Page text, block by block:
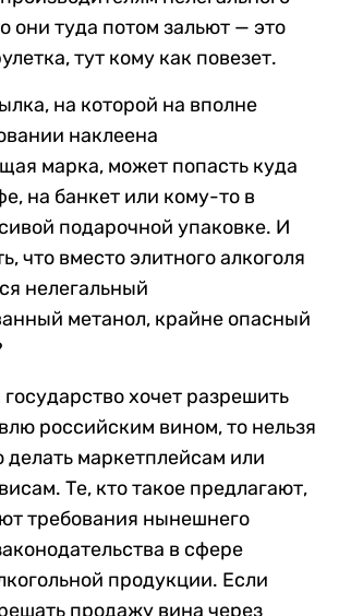
они туда потом зальют — это
тут кому как повезет.
на которой на вполне
наклеена
марка, может попасть куда
на банкет или кому-то в
подарочной упаковке. И
что вместо элитного алкоголя
нелегальный
метанол, крайне опасный
хочет разрешить
российским вином, то нельзя
делать маркетплейсам или
Те, кто такое предлагают,
требования нынешнего
в сфере
продукции. Если
продажу вина через